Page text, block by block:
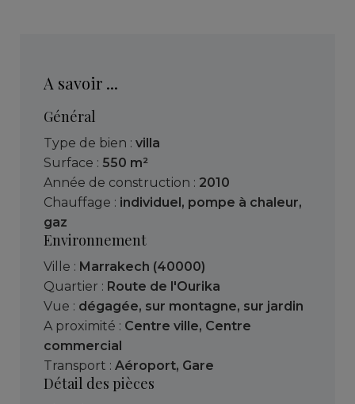
A savoir ...
Général
Type de bien : villa
Surface : 550 m²
Année de construction : 2010
Chauffage : individuel, pompe à chaleur,
gaz
Environnement
Ville : Marrakech (40000)
Quartier : Route de l'Ourika
Vue : dégagée, sur montagne, sur jardin
A proximité : Centre ville, Centre
commercial
Transport : Aéroport, Gare
Détail des pièces